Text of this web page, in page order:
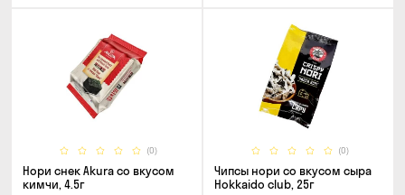
(0)
Нори снек Akura со вкусом
кимчи, 4.5г
(0)
Чипсы нори со вкусом сыра
Hokkaido club, 25г